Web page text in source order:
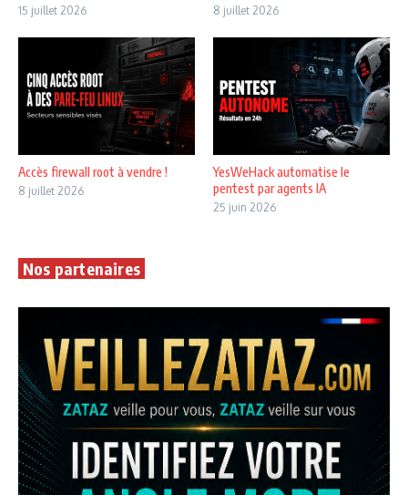
15 juillet 2026 8 juillet 2026
Accès firewall root à vendre !
8 juillet 2026
YesWeHack automatise le
pentest par agents IA
25 juin 2026
Nos partenaires